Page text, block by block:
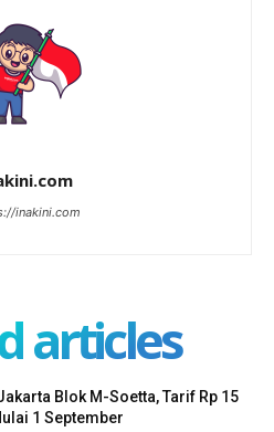
inakini.com
articles
Blok M-Soetta, Tarif Rp 15
1 September